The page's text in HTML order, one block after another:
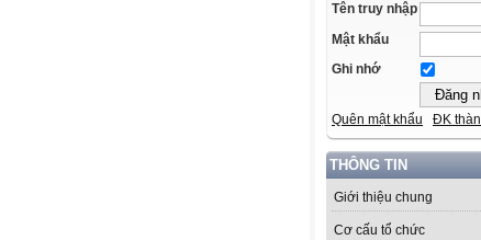
Tên truy nhập
Mật khẩu
Ghi nhớ
Quên mật khẩu ĐK
THÔNG TIN
Giới thiệu chung
Cơ cấu tổ chức